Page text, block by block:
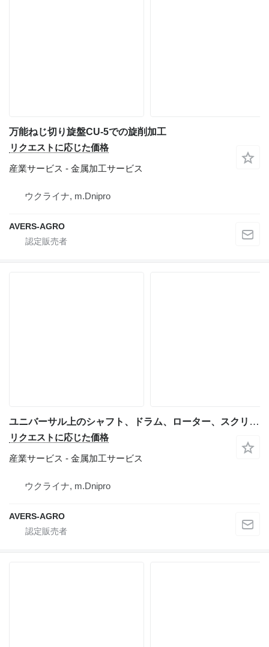
万能ねじ切り旋盤CU-5での旋削加工
リクエストに応じた価格
産業サービス - 金属加工サービス
ウクライナ, m.Dnipro
AVERS-AGRO
ユニバーサル上のシャフト、ドラム、ローター、スクリューのバランス調整
リクエストに応じた価格
産業サービス - 金属加工サービス
ウクライナ, m.Dnipro
AVERS-AGRO